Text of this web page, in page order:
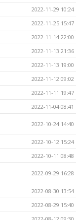
2022-11-29 10:24
2022-11-25 15:47
2022-11-14 22:00
2022-11-13 21:36
2022-11-13 19:00
2022-11-12 09:02
2022-11-11 19:47
2022-11-04 08:41
2022-10-24 14:40
2022-10-12 15:24
2022-10-11 08:48
2022-09-29 16:28
2022-08-30 13:54
2022-08-29 15:40